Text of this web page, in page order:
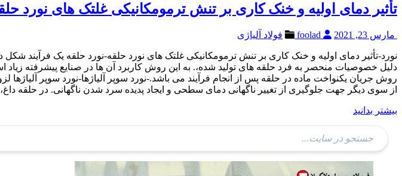
تأثیر دمای اولیه و خنک کاری بر تنش ترمومکانیکی غلتک های نورد
مارس 23, 2021 فولاد آلیاژی
نورد-تأثیر دمای اولیه و خنک کاری بر تنش ترمومکانیکی غلتک های نورد حلقه-نورد حلقه یک
دلیل خصوصیات منحصر به فرد حلقه های تولید شده،. به این روش کاربرد آن ها در صنایع پیشرفته زیاد
روش جریان یکنواخت ماده در حلقه پس از انجام فرآیند می باشد.-نورد سوپر آلیاژها-نورد سوپر آلیاژها
از سوی دیگر جهت جلوگیری از تغییر ناگهانی دمای سطحی و ایجاد پدیده سرد شدن ناگهانی. در حلقه
بیشتر بدانید